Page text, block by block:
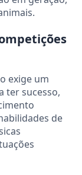
exige um
ter sucesso,
de